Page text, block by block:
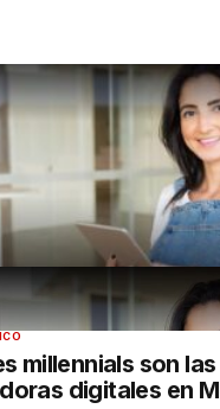
millennials son
digitales en